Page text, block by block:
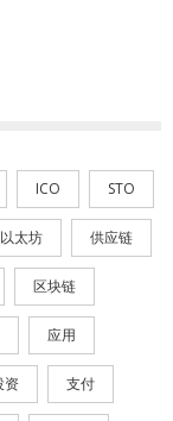
ICO STO
以太坊 供应链
区块链
应用
资 支付